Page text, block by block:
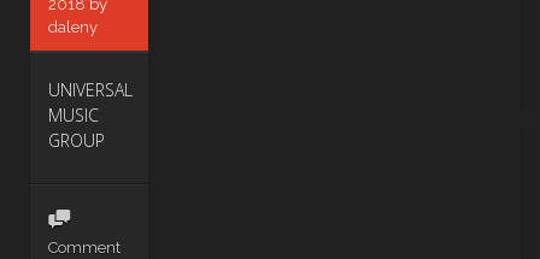
2018 by
daleny
UNIVERSAL
MUSIC
GROUP
Comment